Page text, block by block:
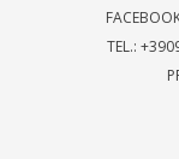
TEL.: